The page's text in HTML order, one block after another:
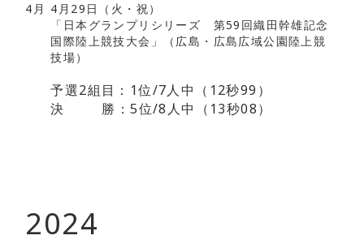
4月 4月29日（火・祝）
「日本グランプリシリーズ 第59回織田幹雄記念
国際陸上競技大会」（広島・広島広域公園陸上競
技場）
予選2組目：1位/7人中（12秒99）
決 勝：5位/8人中（13秒08）
2024